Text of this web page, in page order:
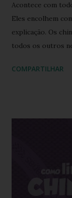
Acontece com
Eles encolhem
explicação. Os
todos os outros
tanto do calor
será molhado e
encolher de 1 a 2
utilizar o chinelo
ele está mais
medir com o
portanto não se
COMPARTILHAR